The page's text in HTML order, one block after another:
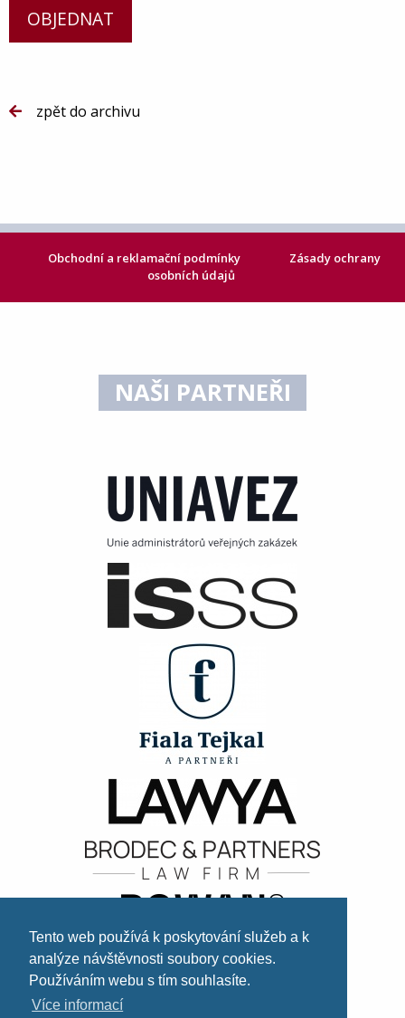
Tento web používá k poskytování služeb a k
analýze návštěvnosti soubory cookies.
Používáním webu s tím souhlasíte.
Více informací
OBJEDNAT
zpět do archivu
Obchodní a reklamační podmínky
Zásady ochrany
osobních údajů
NAŠI PARTNEŘI